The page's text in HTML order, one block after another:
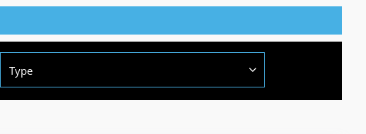
Type